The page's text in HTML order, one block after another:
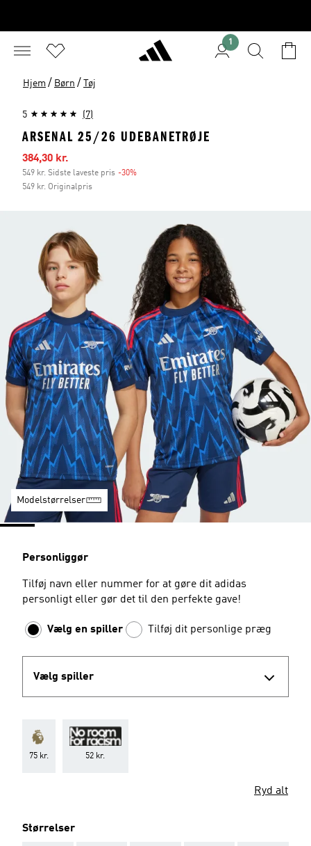
1
Hjem / Børn / Tøj
5 (7)
ARSENAL 25/26 UDEBANETRØJE
Udsalgspris
384,30 kr.
549 kr. Sidste laveste pris -30%
549 kr. Originalpris
Modelstørrelser
Personliggør
Tilføj navn eller nummer for at gøre dit adidas
personligt eller gør det til den perfekte gave!
Vælg en spiller Tilføj dit personlige præg
Vælg spiller
75 kr. 52 kr.
Ryd alt
Størrelser